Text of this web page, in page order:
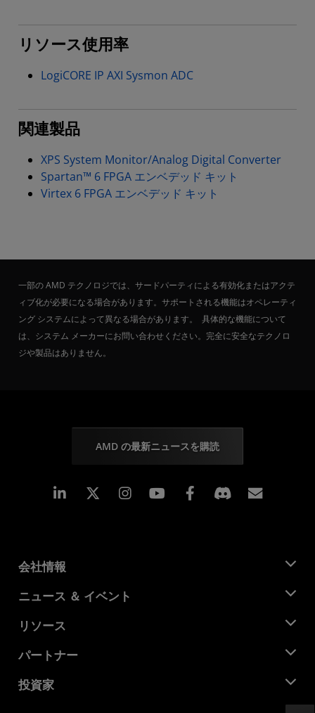
リソース使用率
LogiCORE IP AXI Sysmon ADC
関連製品
XPS System Monitor/Analog Digital Converter
Spartan™ 6 FPGA エンベデッド キット
Virtex 6 FPGA エンベデッド キット
一部の AMD テクノロジでは、サードパーティによる有効化またはアクテ
ィブ化が必要になる場合があります。サポートされる機能はオペレーティ
ング システムによって異なる場合があります。 具体的な機能について
は、システム メーカーにお問い合わせください。完全に安全なテクノロ
ジや製品はありません。
AMD の最新ニュースを購読
Linkedin Instagram Facebook
会社情報
AMD について
企業責任
キャリア
お問い合わせ
ニュース ＆ イベント
ニュースルーム
メディア ライブラリ
リソース
デベロッパー セントラル
ケース スタディ
パートナー
AMD パートナー ハブ
投資家